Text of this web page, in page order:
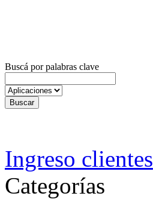
Buscá por palabras clave
Ingreso clientes
Categorías